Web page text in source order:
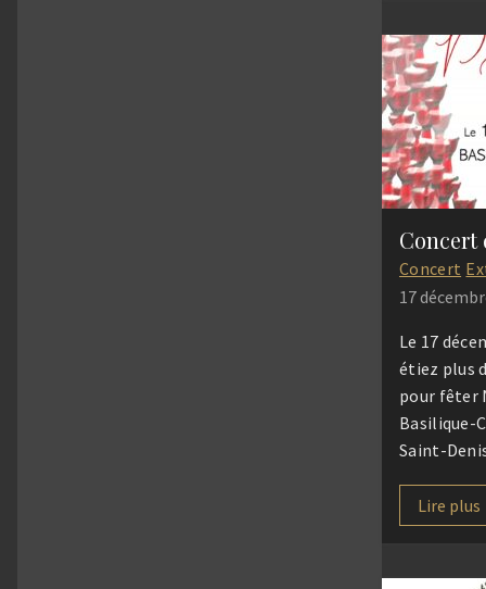
un Centre
Concert
17
Le 17
étiez plus
pour fêter
Basilique-
Saint-
cœurs
Lire plus